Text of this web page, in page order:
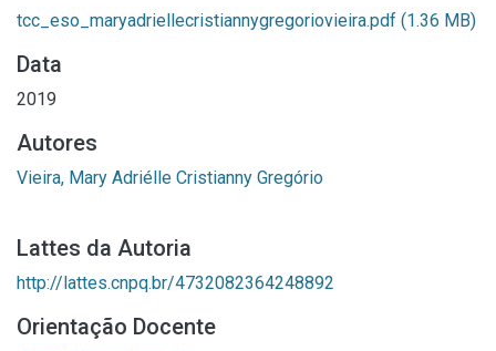
tcc_eso_maryadriellecristiannygregoriovieira.pdf (1.36 MB)
Data
2019
Autores
Vieira, Mary Adriélle Cristianny Gregório
Lattes da Autoria
http://lattes.cnpq.br/4732082364248892
Orientação Docente